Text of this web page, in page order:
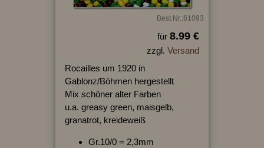
Best.Nr.:61093
für 8.99 €
zzgl. Versand
Rocailles um 1920 in
Gablonz/Böhmen hergestellt
Mix schöner alter Farben
u.a. greasy green, maisgelb,
granatrot, kreideweiß
Gr.10/0 = 2,3mm